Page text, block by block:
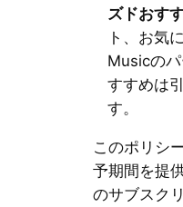
ズドおす
ト、お気
Musicの
すすめは
す。
このポリシ
予期間を提
のサブスク